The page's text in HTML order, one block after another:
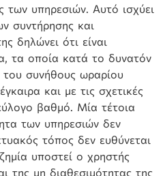
των υπηρεσιών. Αυτό ισχύει
συντήρησης και
δηλώνει ότι είναι
τα οποία κατά το δυνατόν
του συνήθους ωραρίου
και με τις σχετικές
βαθμό. Μία τέτοια
των υπηρεσιών δεν
τόπος δεν ευθύνεται
υποστεί ο χρηστής
της μη διαθεσιμότητας της